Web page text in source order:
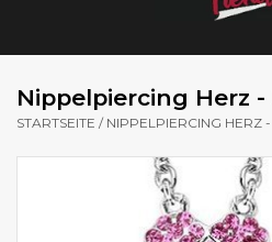
Ohrschmuck
Nippelpiercing Herz -
STARTSEITE / NIPPELPIERCING HERZ